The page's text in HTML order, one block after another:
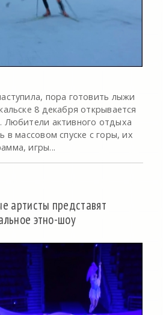
пора готовить лыжи
8 декабря открывается
Любители активного отдыха
в массовом спуске с горы, их
игры...
артисты представят
этно-шоу